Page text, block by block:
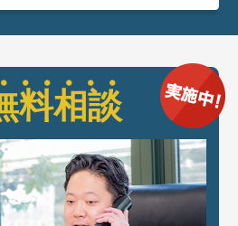
料相談